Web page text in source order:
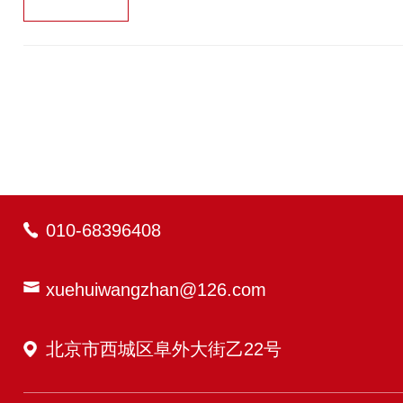
010-68396408
xuehuiwangzhan@126.com
北京市西城区阜外大街乙22号